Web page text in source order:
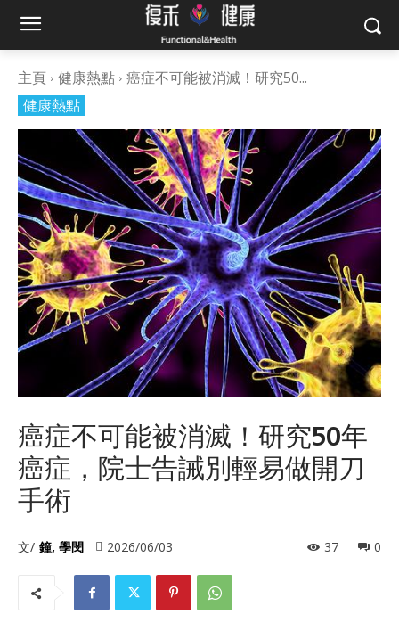
主頁 健康熱點 癌症不可能被消滅！研究50...
健康熱點
癌症不可能被消滅！研究50年
癌症，院士告誡別輕易做開刀
手術
文/ 鐘, 學閔 2026/06/03 0
37